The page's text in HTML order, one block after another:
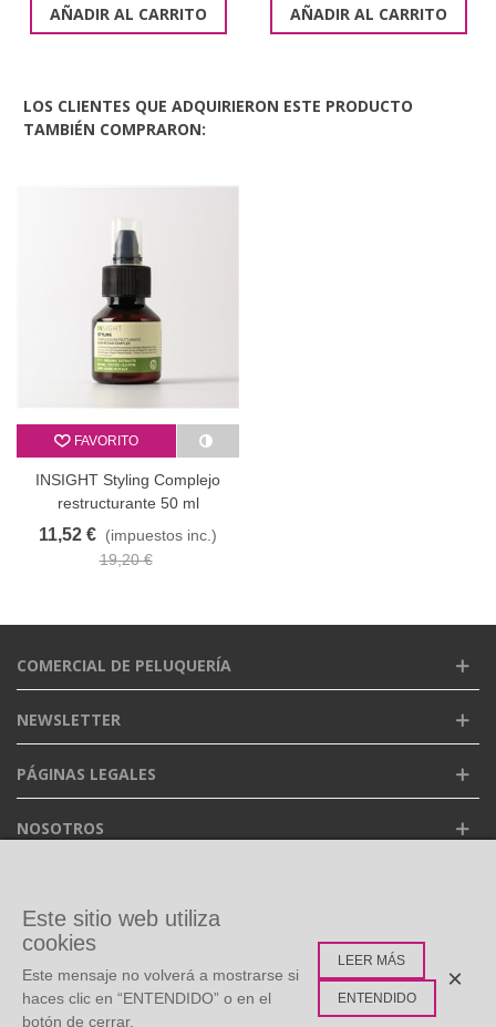
AÑADIR AL CARRITO AÑADIR AL CARRITO
LOS CLIENTES QUE ADQUIRIERON ESTE PRODUCTO
TAMBIÉN COMPRARON:
FAVORITO
INSIGHT Styling Complejo
restructurante 50 ml
liquidación envase pet
11,52 € (impuestos inc.)
19,20 €
COMERCIAL DE PELUQUERÍA
NEWSLETTER
PÁGINAS LEGALES
NOSOTROS
ETIQUETAS POPULARES
Este sitio web utiliza
cookies
Este mensaje no volverá a mostrarse si
haces clic en “ENTENDIDO” o en el
botón de cerrar.
LEER MÁS
ENTENDIDO
×